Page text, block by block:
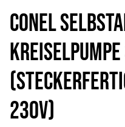
CONEL
Kreiselpumpe
230V)